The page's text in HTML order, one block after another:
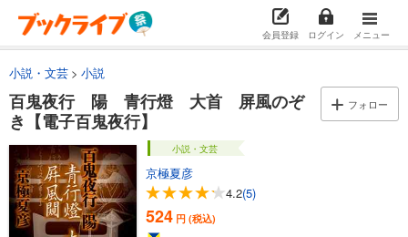
会員登録 ログイン メニュー
小説・文芸 小説
百鬼夜行 陽 青行燈 大首 屏風のぞ
き【電子百鬼夜行】
フォロー
小説・文芸
京極夏彦
4.2(5)
524 円 (税込)